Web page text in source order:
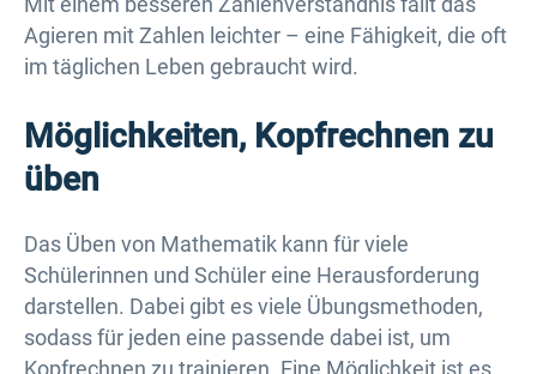
Agieren mit Zahlen leichter – eine Fähigkeit, die oft
im täglichen Leben gebraucht wird.
Möglichkeiten, Kopfrechnen zu
üben
Das Üben von Mathematik kann für viele
Schülerinnen und Schüler eine Herausforderung
darstellen. Dabei gibt es viele Übungsmethoden,
sodass für jeden eine passende dabei ist, um
Kopfrechnen zu trainieren. Eine Möglichkeit ist es,